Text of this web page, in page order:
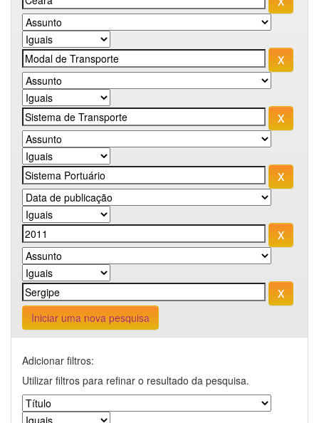
Iniciar uma nova pesquisa
Adicionar filtros:
Utilizar filtros para refinar o resultado da pesquisa.